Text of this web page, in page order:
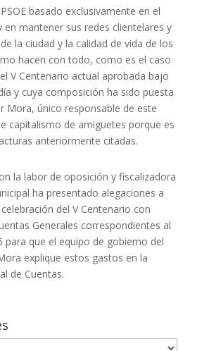
basado exclusivamente en el
mantener sus redes clientelares y
la ciudad y la calidad de vida de los
hacen con todo, como es el caso
V Centenario actual aprobada bajo
y cuya composición ha sido puesta
Mora, único responsable de este
capitalismo de amiguetes porque es
anteriormente citadas.
la labor de oposición y fiscalizadora
ha presentado alegaciones a
del V Centenario con
Generales correspondientes al
para que el equipo de gobierno del
explique estos gastos en la
de Cuentas.